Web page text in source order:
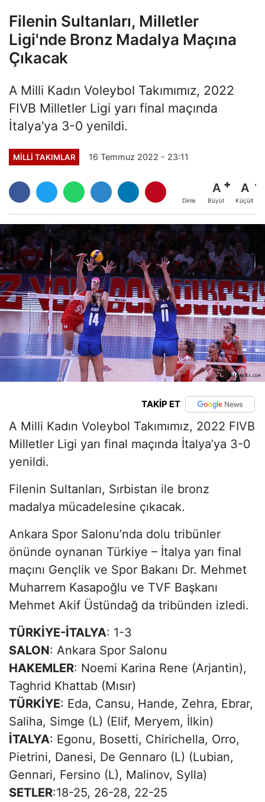
Filenin Sultanları, Milletler
Ligi'nde Bronz Madalya Maçına
Çıkacak
A Milli Kadın Voleybol Takımımız, 2022
FIVB Milletler Ligi yarı final maçında
İtalya’ya 3-0 yenildi.
MILLI TAKIMLAR 16 Temmuz 2022 - 23:11
Dinle
A
Büyüt
A
Küçült
TAKİP ET
A Milli Kadın Voleybol Takımımız, 2022 FIVB
Milletler Ligi yarı final maçında İtalya’ya 3-0
yenildi.
Filenin Sultanları, Sırbistan ile bronz
madalya mücadelesine çıkacak.
Ankara Spor Salonu’nda dolu tribünler
önünde oynanan Türkiye – İtalya yarı final
maçını Gençlik ve Spor Bakanı Dr. Mehmet
Muharrem Kasapoğlu ve TVF Başkanı
Mehmet Akif Üstündağ da tribünden izledi.
TÜRKİYE-İTALYA: 1-3
SALON: Ankara Spor Salonu
HAKEMLER: Noemi Karina Rene (Arjantin),
Taghrid Khattab (Mısır)
TÜRKİYE: Eda, Cansu, Hande, Zehra, Ebrar,
Saliha, Simge (L) (Elif, Meryem, İlkin)
İTALYA: Egonu, Bosetti, Chirichella, Orro,
Pietrini, Danesi, De Gennaro (L) (Lubian,
Gennari, Fersino (L), Malinov, Sylla)
SETLER:18-25, 26-28, 22-25